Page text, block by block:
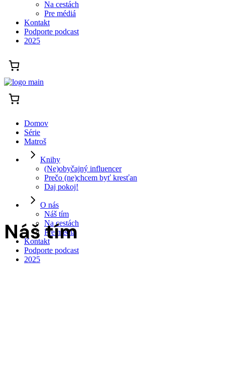
Na cestách
Pre médiá
Kontakt
Podporte podcast
2025
Domov
Série
Matroš
Knihy
(Ne)obyčajný influencer
Prečo (ne)chcem byť kresťan
Daj pokoj!
O nás
Náš tím
Na cestách
Pre médiá
Kontakt
Podporte podcast
2025
Náš tím